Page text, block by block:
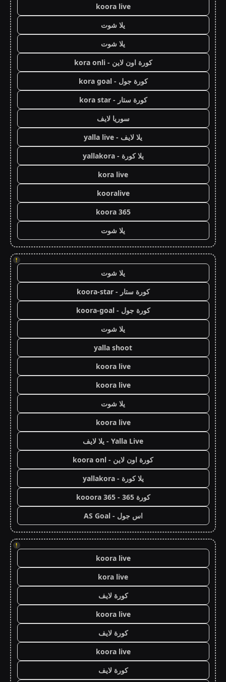
koora live
يلا شوت
يلا شوت
كورة اون لاين - kora onli
كورة جول - kora goal
كورة ستار - kora star
سوريا لايف
يلا لايف - yalla live
يلا كورة - yallakora
kora live
kooralive
koora 365
يلا شوت
!
يلا شوت
كورة ستار - koora-star
كورة جول - koora-goal
يلا شوت
yalla shoot
koora live
koora live
يلا شوت
koora live
Yalla Live - يلا لايف
كورة اون لاين - koora onl
يلا كورة - yallakora
كورة 365 - kooora 365
اس جول - AS Goal
!
koora live
kora live
كورة لايف
koora live
كورة لايف
koora live
كورة لايف